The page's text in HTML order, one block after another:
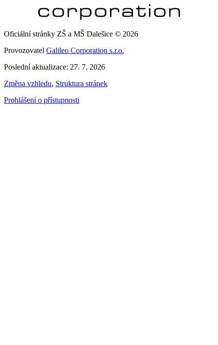
Oficiální stránky ZŠ a MŠ Dalešice © 2026
Provozovatel Galileo Corporation s.r.o.
Poslední aktualizace: 27. 7. 2026
Změna vzhledu, Struktura stránek
Prohlášení o přístupnosti